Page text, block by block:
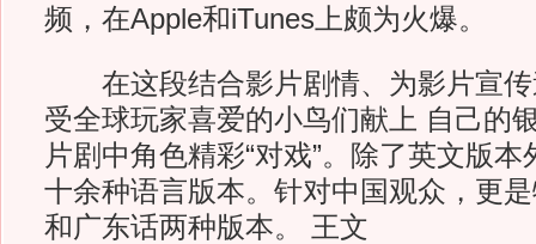
频，在Apple和iTunes上颇为火爆。
在这段结合影片剧情、为影片宣传
受全球玩家喜爱的小鸟们献上 自己的
片剧中角色精彩“对戏”。除了英文版
十余种语言版本。针对中国观众，更
和广东话两种版本。 王文